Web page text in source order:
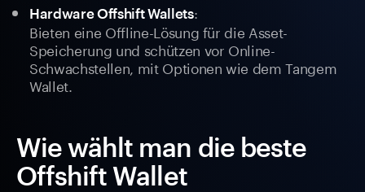
Hardware Offshift Wallets:
Bieten eine Offline-Lösung für die Asset-
Speicherung und schützen vor Online-
Schwachstellen, mit Optionen wie dem Tangem
Wallet.
Wie wählt man die beste
Offshift Wallet